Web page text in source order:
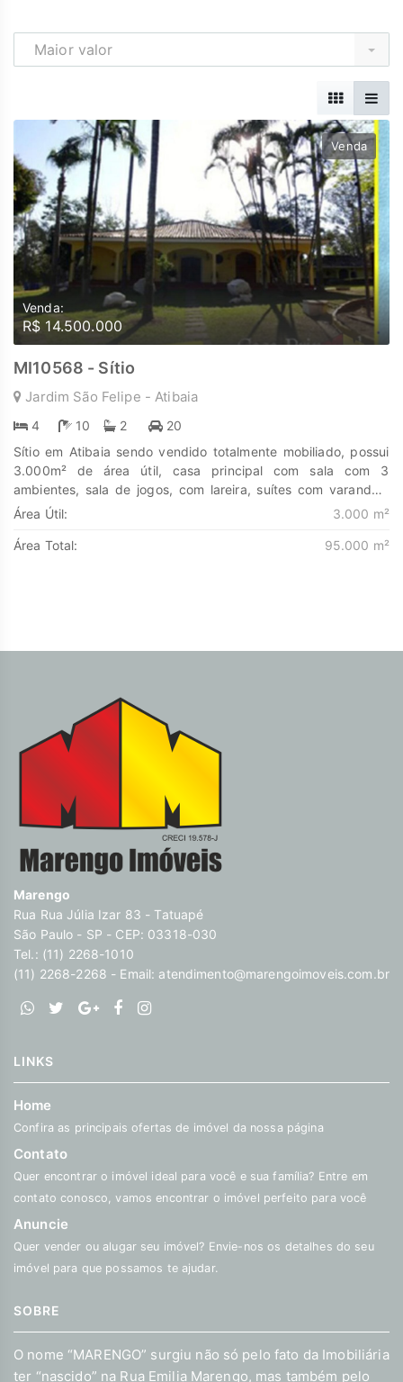
Maior valor
Venda
Venda:
R$ 14.500.000
MI10568 - Sítio
Jardim São Felipe - Atibaia
4 10 2
20
Sítio em Atibaia sendo vendido totalmente mobiliado, possui
3.000m² de área útil, casa principal com sala com 3
ambientes, sala de jogos, com lareira, suítes com varandas,
hidromassagem, quadra, campo de futebol, piscina, dispensa,
6 geladeiras, lago de pesca, salão de festas, rocadeira,16
Área Útil: 3.000 m²
Área Total: 95.000 m²
Marengo
Rua Rua Júlia Izar 83 - Tatuapé
São Paulo - SP - CEP: 03318-030
Tel.: (11) 2268-1010
(11) 2268-2268 - Email: atendimento@marengoimoveis.com.br
LINKS
Home
Confira as principais ofertas de imóvel da nossa página
Contato
Quer encontrar o imóvel ideal para você e sua família? Entre em
contato conosco, vamos encontrar o imóvel perfeito para você
Anuncie
Quer vender ou alugar seu imóvel? Envie-nos os detalhes do seu
imóvel para que possamos te ajudar.
SOBRE
O nome “MARENGO” surgiu não só pelo fato da Imobiliária
ter “nascido” na Rua Emilia Marengo, mas também pelo